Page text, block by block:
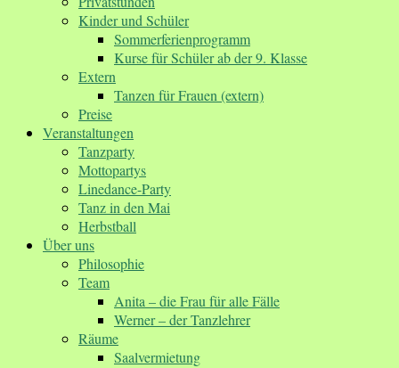
Kinder und Schüler
Sommerferienprogramm
Kurse für Schüler ab der 9. Klasse
Extern
Tanzen für Frauen (extern)
Preise
Veranstaltungen
Tanzparty
Mottopartys
Linedance-Party
Tanz in den Mai
Herbstball
Über uns
Philosophie
Team
Anita – die Frau für alle Fälle
Werner – der Tanzlehrer
Räume
Saalvermietung